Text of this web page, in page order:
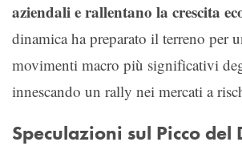
aziendali e rallentano la crescita
dinamica ha preparato il terreno per
movimenti macro più significativi
innescando un rally nei mercati a
Speculazioni sul Picco del